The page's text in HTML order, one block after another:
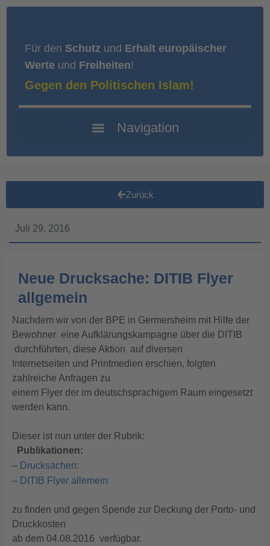
Für den Schutz und Erhalt europäischer
Werte und Freiheiten!
Gegen den Politischen Islam!
Zurück
Juli 29, 2016
Neue Drucksache: DITIB Flyer
allgemein
Nachdem wir von der BPE in Germersheim mit Hilfe der
Bewohner eine Aufklärungskampagne über die DITIB
durchführten, diese Aktion auf diversen
Internetseiten und Printmedien erschien, folgten
zahlreiche Anfragen zu
einem Flyer der im deutschsprachigem Raum eingesetzt
werden kann.
Dieser ist nun unter der Rubrik:
Publikationen:
– Drucksachen:
– DITIB Flyer allemein
zu finden und gegen Spende zur Deckung der Porto- und
Druckkosten
ab dem 04.08.2016 verfügbar.